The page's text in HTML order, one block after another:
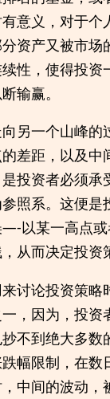
意义，对于个
资产又被市场
性，使得投资
输赢。
另一个山峰的
差距，以及中
投资者必须承
照系。这便是
以某一高点
从而决定投资
讨论投资策略
，因为，投资
不到绝大多数
幅限制，在数
中间的波动，